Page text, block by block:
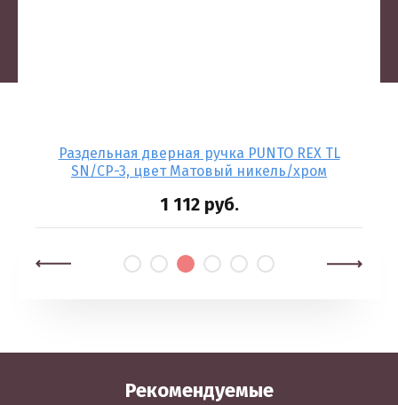
Раздельная дверная ручка PUNTO REX TL
SN/CP-3, цвет Матовый никель/хром
1 112руб.
Рекомендуемые